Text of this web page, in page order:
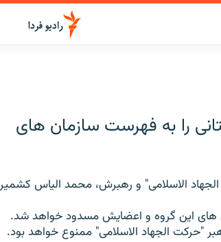
را به فهرست سازمان های
الاسلامی" و رهبرش، محمد الیاس
های این گروه و اعضایش مسدود خواهد شد.
"حرکت الجهاد الاسلامی" ممنوع خواهد بود.